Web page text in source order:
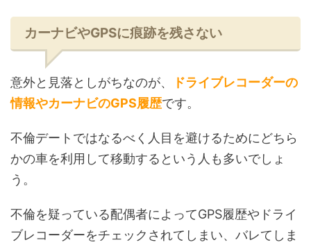
カーナビやGPSに痕跡を残さない
意外と見落としがちなのが、
ドライブレコーダーの
情報やカーナビのGPS履歴です。
不倫デートではなるべく人目を避けるためにどちら
かの車を利用して移動するという人も多いでしょ
う。
不倫を疑っている配偶者によってGPS履歴やドライ
ブレコーダーをチェックされてしまい、バレてしま